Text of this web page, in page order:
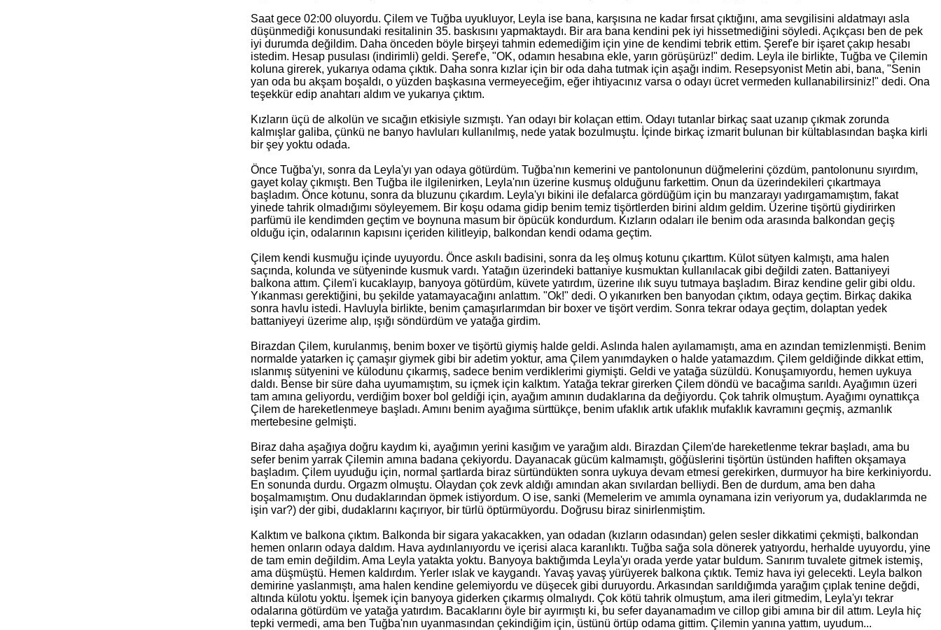
Saat gece 02:00 oluyordu. Çilem ve Tuğba uyukluyor, Leyla ise bana, karşısına ne kadar fırsat çıktığını, ama sevgilisini aldatmayı asla
düşünmediği konusundaki resitalinin 35. baskısını yapmaktaydı. Bir ara bana kendini pek iyi hissetmediğini söyledi. Açıkçası ben de pek
iyi durumda değildim. Daha önceden böyle birşeyi tahmin edemediğim için yine de kendimi tebrik ettim. Şeref'e bir işaret çakıp hesabı
istedim. Hesap pusulası (indirimli) geldi. Şeref'e, "OK, odamın hesabına ekle, yarın görüşürüz!" dedim. Leyla ile birlikte, Tuğba ve Çilemin
koluna girerek, yukarıya odama çıktık. Daha sonra kızlar için bir oda daha tutmak için aşağı indim. Resepsyonist Metin abi, bana, "Senin
yan oda bu akşam boşaldı, o yüzden başkasına vermeyeceğim, eğer ihtiyacınız varsa o odayı ücret vermeden kullanabilirsiniz!" dedi. Ona
teşekkür edip anahtarı aldım ve yukarıya çıktım.
Kızların üçü de alkolün ve sıcağın etkisiyle sızmıştı. Yan odayı bir kolaçan ettim. Odayı tutanlar birkaç saat uzanıp çıkmak zorunda
kalmışlar galiba, çünkü ne banyo havluları kullanılmış, nede yatak bozulmuştu. İçinde birkaç izmarit bulunan bir kültablasından başka kirli
bir şey yoktu odada.
Önce Tuğba'yı, sonra da Leyla'yı yan odaya götürdüm. Tuğba'nın kemerini ve pantolonunun düğmelerini çözdüm, pantolonunu sıyırdım,
gayet kolay çıkmıştı. Ben Tuğba ile ilgilenirken, Leyla'nın üzerine kusmuş olduğunu farkettim. Onun da üzerindekileri çıkartmaya
başladım. Önce kotunu, sonra da bluzunu çıkardım. Leyla'yı bikini ile defalarca gördüğüm için bu manzarayı yadırgamamıştım, fakat
yinede tahrik olmadığımı söyleyemem. Bir koşu odama gidip benim temiz tişörtlerden birini aldım geldim. Üzerine tişörtü giydirirken
parfümü ile kendimden geçtim ve boynuna masum bir öpücük kondurdum. Kızların odaları ile benim oda arasında balkondan geçiş
olduğu için, odalarının kapısını içeriden kilitleyip, balkondan kendi odama geçtim.
Çilem kendi kusmuğu içinde uyuyordu. Önce askılı badisini, sonra da leş olmuş kotunu çıkarttım. Külot sütyen kalmıştı, ama halen
saçında, kolunda ve sütyeninde kusmuk vardı. Yatağın üzerindeki battaniye kusmuktan kullanılacak gibi değildi zaten. Battaniyeyi
balkona attım. Çilem'i kucaklayıp, banyoya götürdüm, küvete yatırdım, üzerine ılık suyu tutmaya başladım. Biraz kendine gelir gibi oldu.
Yıkanması gerektiğini, bu şekilde yatamayacağını anlattım. "Ok!" dedi. O yıkanırken ben banyodan çıktım, odaya geçtim. Birkaç dakika
sonra havlu istedi. Havluyla birlikte, benim çamaşırlarımdan bir boxer ve tişört verdim. Sonra tekrar odaya geçtim, dolaptan yedek
battaniyeyi üzerime alıp, ışığı söndürdüm ve yatağa girdim.
Birazdan Çilem, kurulanmış, benim boxer ve tişörtü giymiş halde geldi. Aslında halen ayılamamıştı, ama en azından temizlenmişti. Benim
normalde yatarken iç çamaşır giymek gibi bir adetim yoktur, ama Çilem yanımdayken o halde yatamazdım. Çilem geldiğinde dikkat ettim,
ıslanmış sütyenini ve külodunu çıkarmış, sadece benim verdiklerimi giymişti. Geldi ve yatağa süzüldü. Konuşamıyordu, hemen uykuya
daldı. Bense bir süre daha uyumamıştım, su içmek için kalktım. Yatağa tekrar girerken Çilem döndü ve bacağıma sarıldı. Ayağımın üzeri
tam amına geliyordu, verdiğim boxer bol geldiği için, ayağım amının dudaklarına da değiyordu. Çok tahrik olmuştum. Ayağımı oynattıkça
Çilem de hareketlenmeye başladı. Amını benim ayağıma sürttükçe, benim ufaklık artık ufaklık mufaklık kavramını geçmiş, azmanlık
mertebesine gelmişti.
Biraz daha aşağıya doğru kaydım ki, ayağımın yerini kasığım ve yarağım aldı. Birazdan Çilem'de hareketlenme tekrar başladı, ama bu
sefer benim yarrak Çilemin amına badana çekiyordu. Dayanacak gücüm kalmamıştı, göğüslerini tişörtün üstünden hafiften okşamaya
başladım. Çilem uyuduğu için, normal şartlarda biraz sürtündükten sonra uykuya devam etmesi gerekirken, durmuyor ha bire kerkiniyordu.
En sonunda durdu. Orgazm olmuştu. Olaydan çok zevk aldığı amından akan sıvılardan belliydi. Ben de durdum, ama ben daha
boşalmamıştım. Onu dudaklarından öpmek istiyordum. O ise, sanki (Memelerim ve amımla oynamana izin veriyorum ya, dudaklarımda ne
işin var?) der gibi, dudaklarını kaçırıyor, bir türlü öptürmüyordu. Doğrusu biraz sinirlenmiştim.
Kalktım ve balkona çıktım. Balkonda bir sigara yakacakken, yan odadan (kızların odasından) gelen sesler dikkatimi çekmişti, balkondan
hemen onların odaya daldım. Hava aydınlanıyordu ve içerisi alaca karanlıktı. Tuğba sağa sola dönerek yatıyordu, herhalde uyuyordu, yine
de tam emin değildim. Ama Leyla yatakta yoktu. Banyoya baktığımda Leyla'yı orada yerde yatar buldum. Sanırım tuvalete gitmek istemiş,
ama düşmüştü. Hemen kaldırdım. Yerler ıslak ve kaygandı. Yavaş yavaş yürüyerek balkona çıktık. Temiz hava iyi gelecekti. Leyla balkon
demirine yaslanmıştı, ama halen kendine gelemiyordu ve düşecek gibi duruyordu. Arkasından sarıldığımda yarağım çıplak tenine değdi,
altında külotu yoktu. İşemek için banyoya giderken çıkarmış olmalıydı. Çok kötü tahrik olmuştum, ama ileri gitmedim, Leyla'yı tekrar
odalarına götürdüm ve yatağa yatırdım. Bacaklarını öyle bir ayırmıştı ki, bu sefer dayanamadım ve cillop gibi amına bir dil attım. Leyla hiç
tepki vermedi, ama ben Tuğba'nın uyanmasından çekindiğim için, üstünü örtüp odama gittim. Çilemin yanına yattım, uyudum...